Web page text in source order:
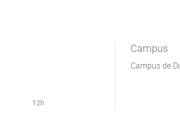
12h
Campus
Campus de